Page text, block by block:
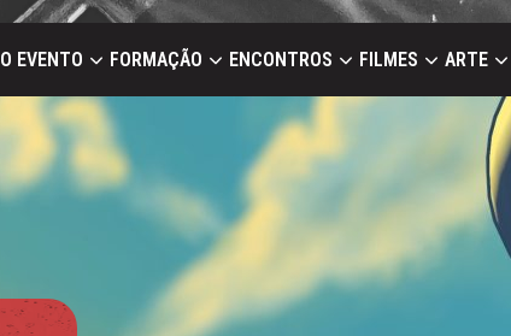
O EVENTO FORMAÇÃO ENCONTROS FILMES ARTE